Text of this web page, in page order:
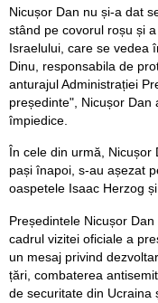
Nicușor Dan nu și-a dat
stând pe covorul roșu și
Israelului, care se vedea
Dinu, responsabila de
anturajul Administrației
președinte", Nicușor
împiedice.
În cele din urmă, Nicușor
pași înapoi, s-au așezat
oaspetele Isaac Herzog
Președintele Nicușor
cadrul vizitei oficiale a
un mesaj privind
țări, combaterea
de securitate din Ucraina